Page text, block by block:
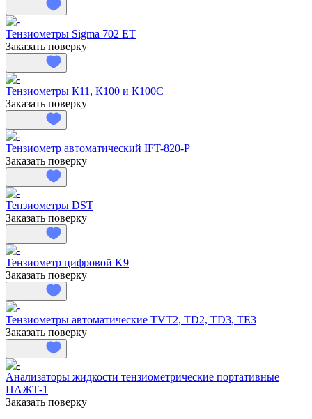
Тензиометры Sigma 702 ET
Заказать поверку
Тензиометры К11, К100 и К100С
Заказать поверку
Тензиометр автоматический IFT-820-P
Заказать поверку
Тензиометры DST
Заказать поверку
Тензиометр цифровой K9
Заказать поверку
Тензиометры автоматические TVT2, TD2, TD3, TE3
Заказать поверку
Анализаторы жидкости тензиометрические портативные
ПАЖТ-1
Заказать поверку